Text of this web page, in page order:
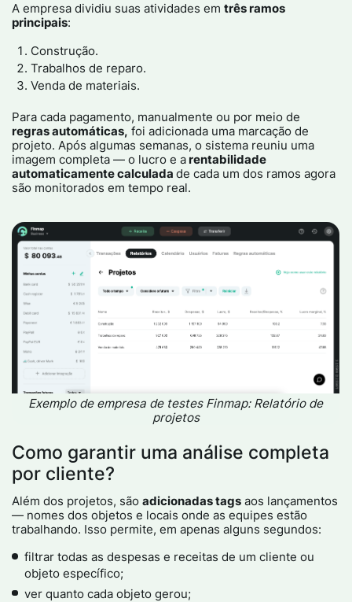
A empresa dividiu suas atividades emtrês ramos
principais:​
Construção​.
Trabalhos de reparo​.
Venda de materiais​.
Para cada pagamento, manualmente ou por meio de
regras automáticas, foi adicionada uma marcação de
projeto. Após algumas semanas, o sistema reuniu uma
imagem completa — o lucro e a rentabilidade
automaticamente calculadade cada um dos ramos agora
são monitorados em tempo real.
Exemplo de empresa de testes Finmap: Relatório de
projetos
Como garantir uma análise completa
por cliente?
Além dos projetos, sãoadicionadas tags aos lançamentos
— nomes dos objetos e locais onde as equipes estão
trabalhando. Isso permite, em apenas alguns segundos:
filtrar todas as despesas e receitas de um cliente ou
objeto específico;
ver quanto cada objeto gerou;